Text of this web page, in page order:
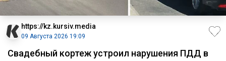
https://kz.kursiv.media
09 Августа 2026 19:09
Свадебный кортеж устроил нарушения ПДД в